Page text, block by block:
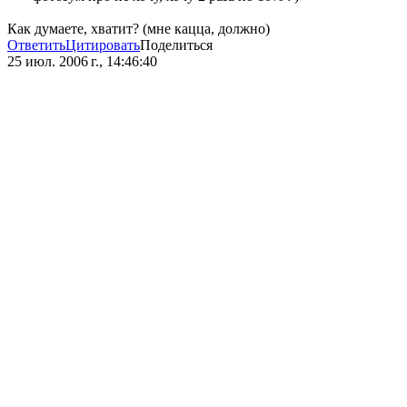
Как думаете, хватит? (мне кацца, должно)
ОтветитьЦитироватьПоделиться
25 июл. 2006 г., 14:46:40